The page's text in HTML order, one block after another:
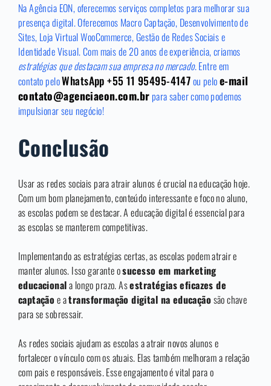
Na Agência EON, oferecemos serviços completos para melhorar sua
presença digital. Oferecemos Macro Captação, Desenvolvimento de
Sites, Loja Virtual WooCommerce, Gestão de Redes Sociais e
Identidade Visual.Com mais de 20 anos de experiência, criamos
estratégias que destacam sua empresa no mercado.Entre em
contato peloWhatsApp +55 11 95495-4147ou peloe-mail
contato@agenciaeon.com.brpara saber como podemos
impulsionar seu negócio!
Conclusão
Usar as redes sociais para atrair alunos é crucial na educação hoje.
Com um bom planejamento, conteúdo interessante e foco no aluno,
as escolas podem se destacar. A educação digital é essencial para
as escolas se manterem competitivas.
Implementando as estratégias certas, as escolas podem atrair e
manter alunos. Isso garante osucesso em marketing
educacionala longo prazo. Asestratégias eficazes de
captaçãoe atransformação digital na educaçãosão chave
para se sobressair.
As redes sociais ajudam as escolas a atrair novos alunos e
fortalecer o vínculo com os atuais. Elas também melhoram a relação
com pais e responsáveis. Esse engajamento é vital para o